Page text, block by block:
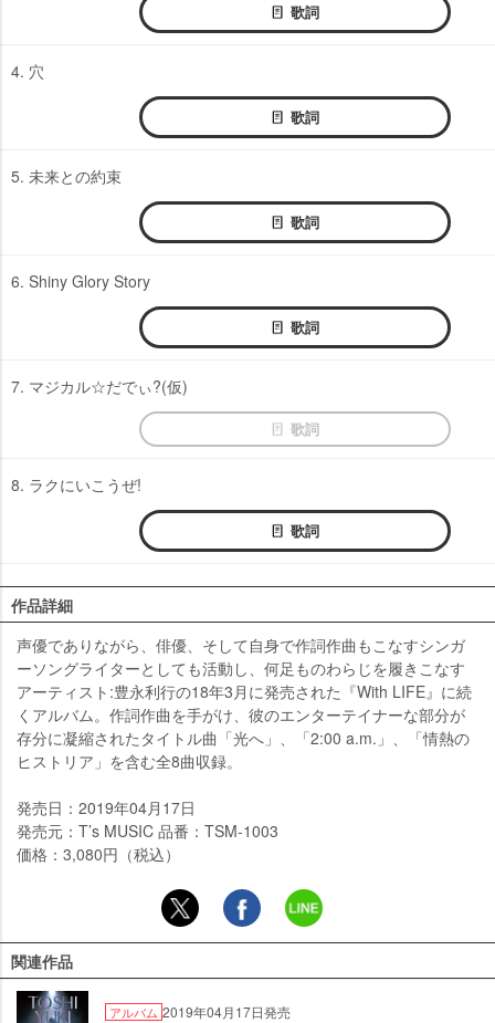
歌詞
4. 穴
歌詞
5. 未来との約束
歌詞
6. Shiny Glory Story
歌詞
7. マジカル☆だでぃ?(仮)
歌詞
8. ラクにいこうぜ!
歌詞
作品詳細
声優でありながら、俳優、そして自身で作詞作曲もこなすシンガ
ーソングライターとしても活動し、何足ものわらじを履きこなす
アーティスト:豊永利行の18年3月に発売された『With LIFE』に続
くアルバム。作詞作曲を手がけ、彼のエンターテイナーな部分が
存分に凝縮されたタイトル曲「光へ」、「2:00 a.m.」、「情熱の
ヒストリア」を含む全8曲収録。
発売日：2019年04月17日
発売元：T’s MUSIC 品番：TSM-1003
価格：3,080円（税込）
関連作品
アルバム 2019年04月17日発売